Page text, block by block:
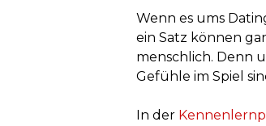
Wenn es ums
ein Satz können
menschlich. Denn
Gefühle im Spiel
In der